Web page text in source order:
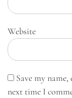
Website
Save my
next time I